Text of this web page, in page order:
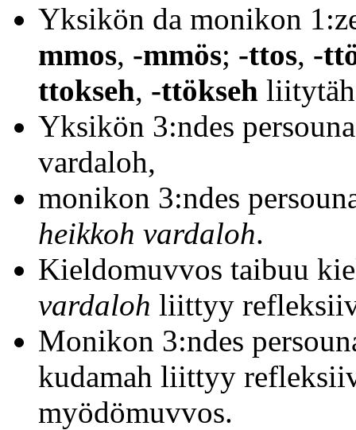
Yksikön da monikon
mmos, -mmös; -ttos, -
ttokseh, -ttökseh
Yksikön 3:ndes
vardaloh,
monikon 3:ndes
heikkoh vardaloh.
Kieldomuvvos taibuu
vardaloh liittyy
Monikon 3:ndes
kudamah liittyy
myödömuvvos.